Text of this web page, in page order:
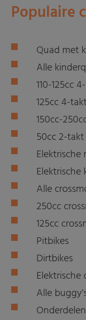
Populaire
Quad met
Alle
110-125cc
125cc 4-
150cc-
50cc 2-
Alle
250cc
125cc
Pitbikes
Dirtbikes
Elektrische
Alle
Onderdelen